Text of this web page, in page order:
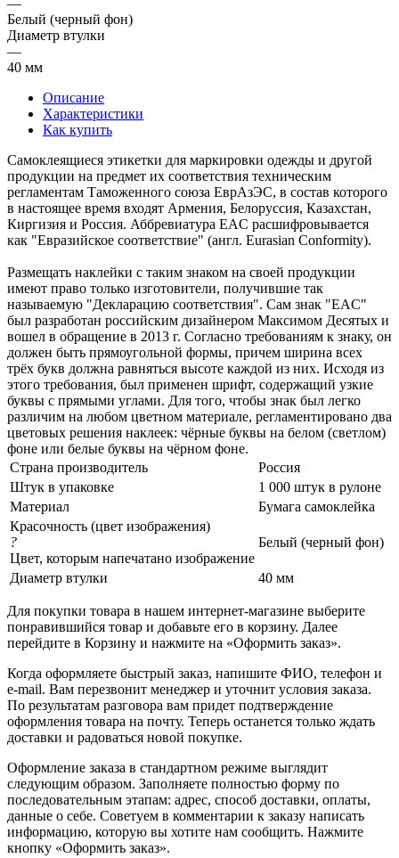
Белый (черный фон)
Диаметр втулки
—
40 мм
Описание
Характеристики
Как купить
Самоклеящиеся этикетки для маркировки одежды и другой
продукции на предмет их соответствия техническим
регламентам Таможенного союза ЕврАзЭС, в состав которого
в настоящее время входят Армения, Белоруссия, Казахстан,
Киргизия и Россия. Аббревиатура EAC расшифровывается
как "Евразийское соответствие" (англ. Eurasian Conformity).
Размещать наклейки с таким знаком на своей продукции
имеют право только изготовители, получившие так
называемую "Декларацию соответствия". Сам знак "EAC"
был разработан российским дизайнером Максимом Десятых и
вошел в обращение в 2013 г. Согласно требованиям к знаку, он
должен быть прямоугольной формы, причем ширина всех
трёх букв должна равняться высоте каждой из них. Исходя из
этого требования, был применен шрифт, содержащий узкие
буквы с прямыми углами. Для того, чтобы знак был легко
различим на любом цветном материале, регламентировано два
цветовых решения наклеек: чёрные буквы на белом (светлом)
фоне или белые буквы на чёрном фоне.
Страна производитель
Россия
Штук в упаковке
1 000 штук в рулоне
Материал
Бумага самоклейка
Красочность (цвет изображения)
?
Цвет, которым напечатано изображение
Белый (черный фон)
Диаметр втулки 40 мм
Для покупки товара в нашем интернет-магазине выберите
понравившийся товар и добавьте его в корзину. Далее
перейдите в Корзину и нажмите на «Оформить заказ».
Когда оформляете быстрый заказ, напишите ФИО, телефон и
e-mail. Вам перезвонит менеджер и уточнит условия заказа.
По результатам разговора вам придет подтверждение
оформления товара на почту. Теперь останется только ждать
доставки и радоваться новой покупке.
Оформление заказа в стандартном режиме выглядит
следующим образом. Заполняете полностью форму по
последовательным этапам: адрес, способ доставки, оплаты,
данные о себе. Советуем в комментарии к заказу написать
информацию, которую вы хотите нам сообщить. Нажмите
кнопку «Оформить заказ».